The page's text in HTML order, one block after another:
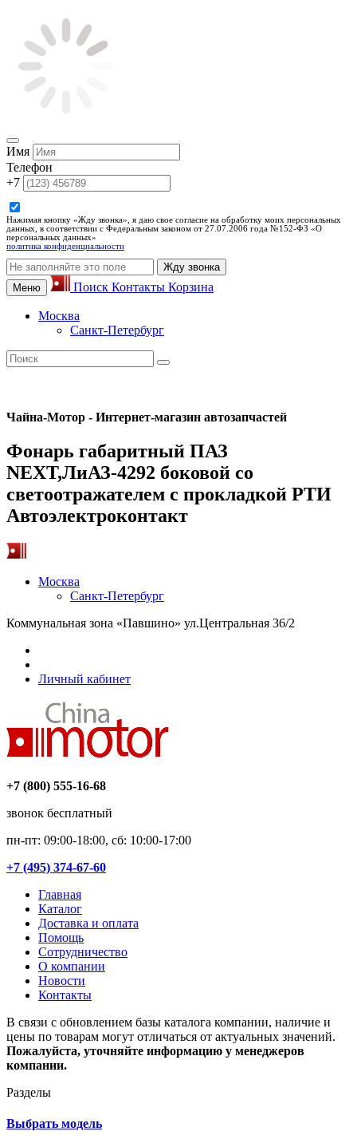
Имя
Телефон
+7
Нажимая кнопку «Жду звонка», я даю свое согласие на обработку моих персональных
данных, в соответствии с Федеральным законом от 27.07.2006 года №152-ФЗ «О
персональных данных»
политика конфиденциальности
Жду звонка
Меню
Поиск Контакты Корзина
Москва
Санкт-Петербург
Чайна-Мотор - Интернет-магазин автозапчастей
Фонарь габаритный ПАЗ
NEXT,ЛиАЗ-4292 боковой со
светоотражателем с прокладкой РТИ
Автоэлектроконтакт
Москва
Санкт-Петербург
Коммунальная зона «Павшино» ул.Центральная 36/2
Личный кабинет
+7 (800) 555-16-68
звонок бесплатный
пн-пт: 09:00-18:00, сб: 10:00-17:00
+7 (495) 374-67-60
Главная
Каталог
Доставка и оплата
Помощь
Сотрудничество
О компании
Новости
Контакты
В связи с обновлением базы каталога компании, наличие и
цены по товарам могут отличаться от актуальных значений.
Пожалуйста, уточняйте информацию у менеджеров
компании.
Разделы
Выбрать модель